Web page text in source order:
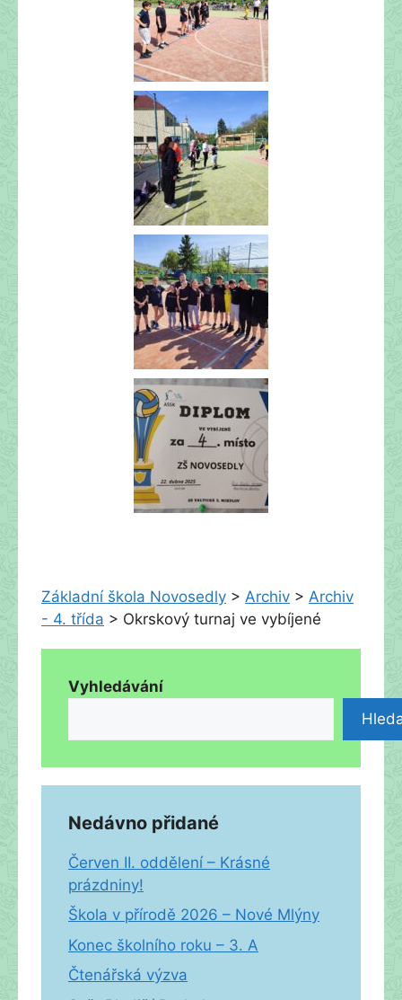
Základní škola Novosedly > Archiv > Archiv
- 4. třída > Okrskový turnaj ve vybíjené
Vyhledávání
Nedávno přidané
Červen II. oddělení – Krásné
prázdniny!
Škola v přírodě 2026 – Nové Mlýny
Konec školního roku – 3. A
Čtenářská výzva